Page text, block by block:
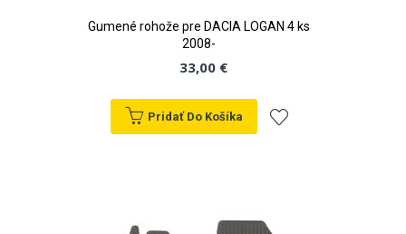
Gumené rohože pre DACIA LOGAN 4 ks
2008-
33,00 €
Pridať Do Košíka
zoznamu